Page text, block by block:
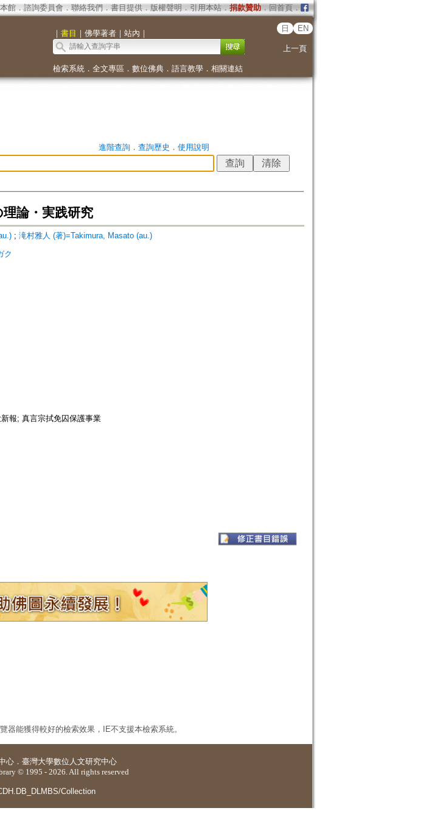
館． 諮詢委員會． 聯絡我們 ． 書目提供． 版權聲明 ． 引用本站． 捐款贊助．回首頁．
｜ 書目 ｜ 佛學著者｜ 站內 ｜
日 EN
上一頁
檢索系統． 全文專區 ． 數位佛典． 語言教學． 相關連結
進階查詢． 查詢歷史 ． 使用說明
論・実践研究
; 滝村雅人 (著)=Takimura, Masato (au.)
ク
報; 真言宗拭免囚保護事業
器能獲得較好的檢索效果，IE不支援本檢索系統。
心 ． 臺灣大學數位人文研究中心
© 1995 - 2026. All rights reserved
Collection